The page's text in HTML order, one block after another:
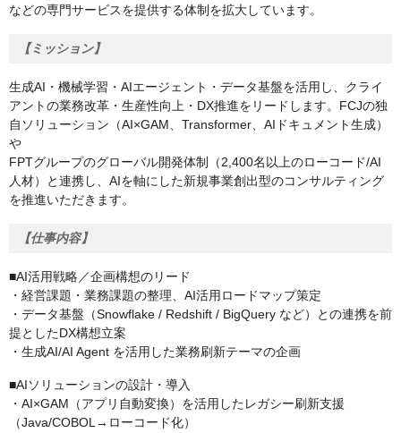
などの専門サービスを提供する体制を拡大しています。
【ミッション】
生成AI・機械学習・AIエージェント・データ基盤を活用し、クライ
アントの業務改革・生産性向上・DX推進をリードします。FCJの独
自ソリューション（AI×GAM、Transformer、AIドキュメント生成）
や
FPTグループのグローバル開発体制（2,400名以上のローコード/AI
人材）と連携し、AIを軸にした新規事業創出型のコンサルティング
を推進いただきます。
【仕事内容】
■AI活用戦略／企画構想のリード
・経営課題・業務課題の整理、AI活用ロードマップ策定
・データ基盤（Snowflake / Redshift / BigQuery など）との連携を前
提としたDX構想立案
・生成AI/AI Agent を活用した業務刷新テーマの企画
■AIソリューションの設計・導入
・AI×GAM（アプリ自動変換）を活用したレガシー刷新支援
（Java/COBOL→ローコード化）